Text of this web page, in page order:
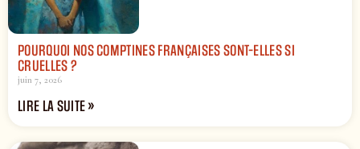
POURQUOI NOS COMPTINES FRANÇAISES SONT-ELLES SI
CRUELLES ?
juin 7, 2026
LIRE LA SUITE »